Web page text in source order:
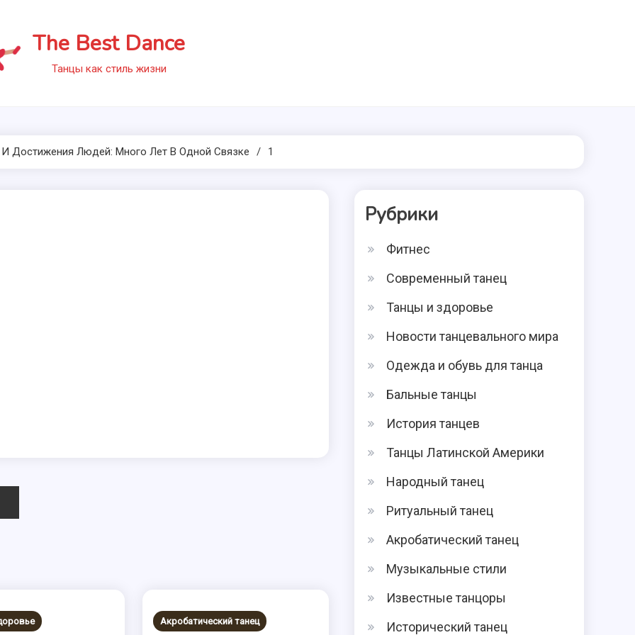
The Best Dance
Танцы как стиль жизни
Достижения Людей: Много Лет В Одной Связке 1
Акробатический танец
Рубрики
Фитнес
Современный танец
Танцы и здоровье
Новости танцевального мира
Одежда и обувь для танца
Бальные танцы
История танцев
Танцы Латинской Америки
Народный танец
Ритуальный танец
Акробатический танец
Музыкальные стили
Известные танцоры
Исторический танец